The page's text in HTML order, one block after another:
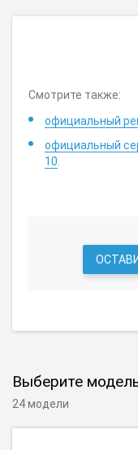
Смотрите также:
официальный
официальный
10
Выберите
24 модели